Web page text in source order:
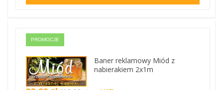
PROMOCJE
Baner reklamowy Miód z
nabierakiem 2x1m